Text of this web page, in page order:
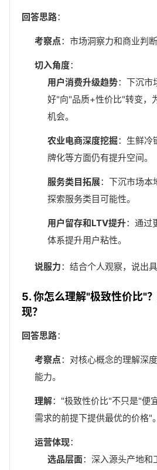
回答思路：
考察点：市场洞察力和商业判断
切入角度：
用户消费升级趋势：下沉市
好"向"品质+性价比"转变，
机会。
农业电商深度挖掘：生鲜冷
牌化等方面仍有提升空间。
服务类目拓展：下沉市场本
探索服务类目可能性。
用户留存和LTV提升：通过
体系提升用户粘性。
说服力：结合个人观察，说出
5. 你怎么理解"极致性价比"
现？
回答思路：
考察点：对核心概念的理解深
能力。
理解："极致性价比"不只是"便
需求的前提下提供最优的价格"。
运营体现：
选品层面：深入源头产地和